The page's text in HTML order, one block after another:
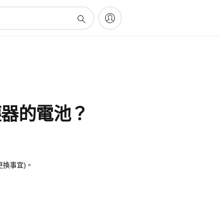
的電池？
事宜)。